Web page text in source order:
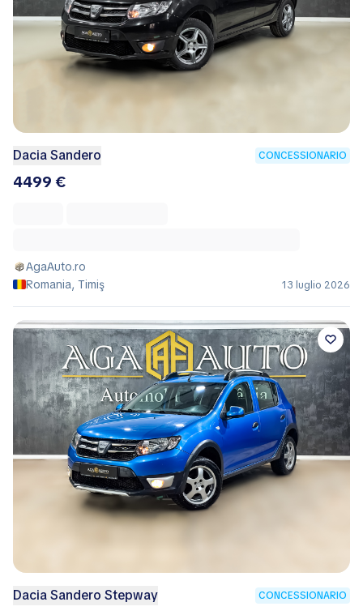
Dacia Sandero CONCESSIONARIO
4499 €
AgaAuto.ro
Romania, Timiş
13 luglio 2026
Dacia Sandero Stepway CONCESSIONARIO